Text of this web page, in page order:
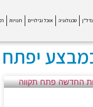
נדל"ן טכנולוגיה אוכל ובילויים חנויות